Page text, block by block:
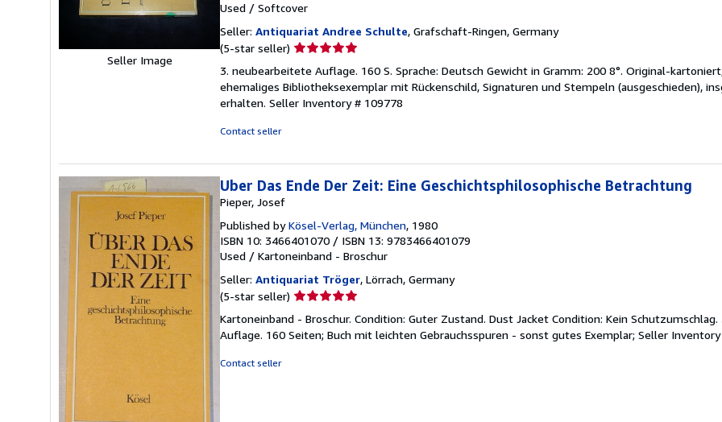
Seller Image
Used / Softcover
Seller: Antiquariat Andree Schulte, Grafschaft-Ringen, Germany
(5-star seller) Seller
5
out
of
3. neubearbeitete Auflage. 160 S. Sprache: Deutsch Gewicht in Gramm: 200 8°. Original-
ehemaliges Bibliotheksexemplar mit Rückenschild, Signaturen und Stempeln (ausgeschieden),
erhalten. Seller Inventory # 109778
Contact seller
Uber Das Ende Der Zeit: Eine Geschichtsphilosophische Betrachtung
Pieper, Josef
Published byKösel-Verlag, München, 1980
ISBN 10: 3466401070 / ISBN 13: 9783466401079
Used / Kartoneinband - Broschur
Seller: Antiquariat Tröger, Lörrach, Germany
(5-star seller) Seller
5
out
Kartoneinband - Broschur. Condition: Guter Zustand. Dust Jacket Condition: Kein
Auflage. 160 Seiten; Buch mit leichten Gebrauchsspuren - sonst gutes Exemplar; Seller
Contact seller